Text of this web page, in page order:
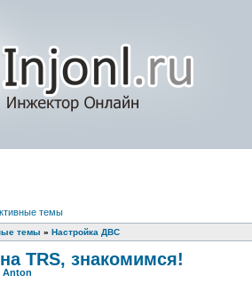
темы
темы » Настройка ДВС
TRS, знакомимся!
Anton